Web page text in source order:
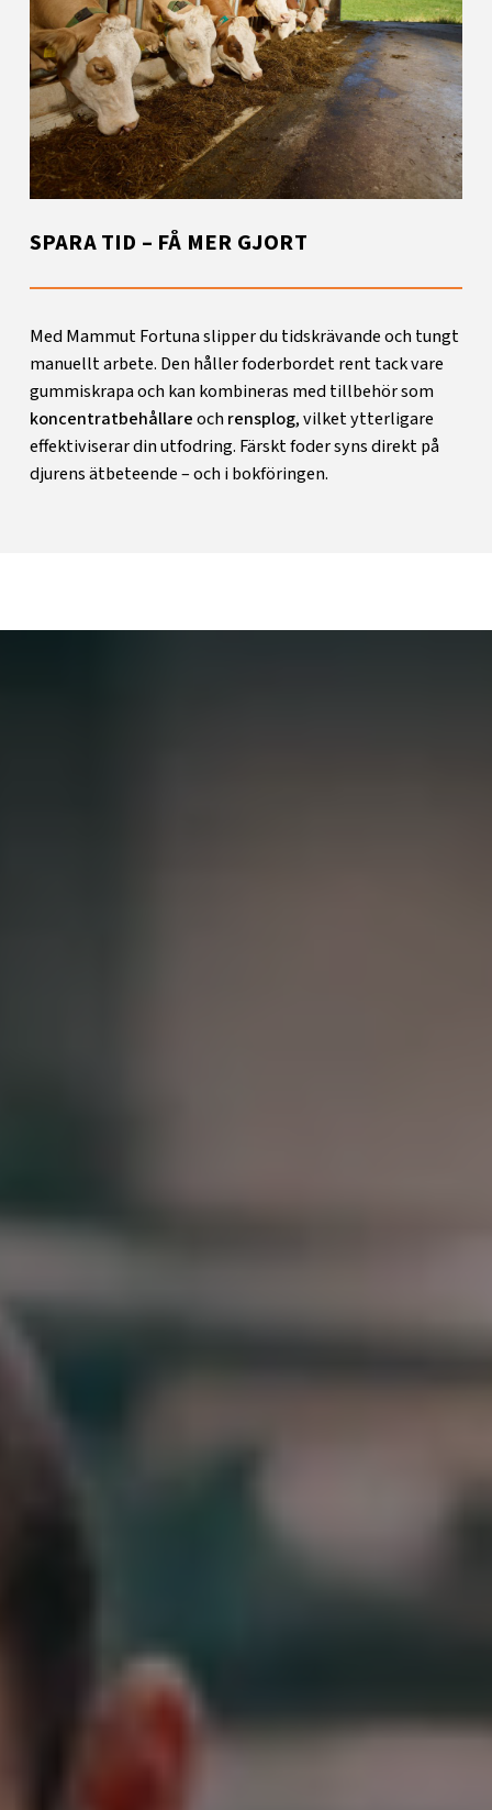
SPARA TID – FÅ MER GJORT
Med Mammut Fortuna slipper du tidskrävande och tungt
manuellt arbete. Den håller foderbordet rent tack vare
gummiskrapa och kan kombineras med tillbehör som
koncentratbehållareoch rensplog, vilket ytterligare
effektiviserar din utfodring. Färskt foder syns direkt på
djurens ätbeteende – och i bokföringen.